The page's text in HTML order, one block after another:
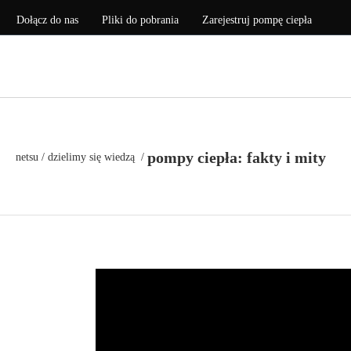
Dołącz do nas Pliki do pobrania Zarejestruj pompę ciepła
netsu / dzielimy się wiedzą / pompy ciepła: fakty i mity